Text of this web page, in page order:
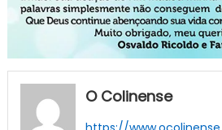
O Colinense